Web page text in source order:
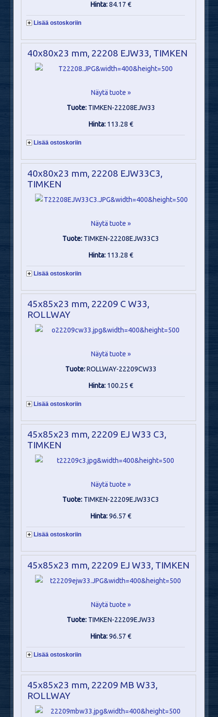
Hinta:84.17 €
Lisää ostoskoriin
40x80x23 mm, 22208 EJW33, TIMKEN
Näytä tuote »
Tuote: TIMKEN-22208EJW33
Hinta: 113.28 €
Lisää ostoskoriin
40x80x23 mm, 22208 EJW33C3,
TIMKEN
Näytä tuote »
Tuote: TIMKEN-22208EJW33C3
Hinta: 113.28 €
Lisää ostoskoriin
45x85x23 mm, 22209 C W33,
ROLLWAY
Näytä tuote »
Tuote:ROLLWAY-22209CW33
Hinta: 100.25 €
Lisää ostoskoriin
45x85x23 mm, 22209 EJ W33 C3,
TIMKEN
Näytä tuote »
Tuote: TIMKEN-22209EJW33C3
Hinta:96.57 €
Lisää ostoskoriin
45x85x23 mm, 22209 EJ W33, TIMKEN
Näytä tuote »
Tuote: TIMKEN-22209EJW33
Hinta:96.57 €
Lisää ostoskoriin
45x85x23 mm, 22209 MB W33,
ROLLWAY